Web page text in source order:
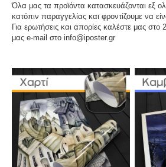
Όλα μας τα προϊόντα κατασκευάζονται εξ
κατόπιν παραγγελίας και φροντίζουμε να
Για ερωτήσεις και απορίες καλέστε μας στο
μας e-mail στο info@iposter.gr